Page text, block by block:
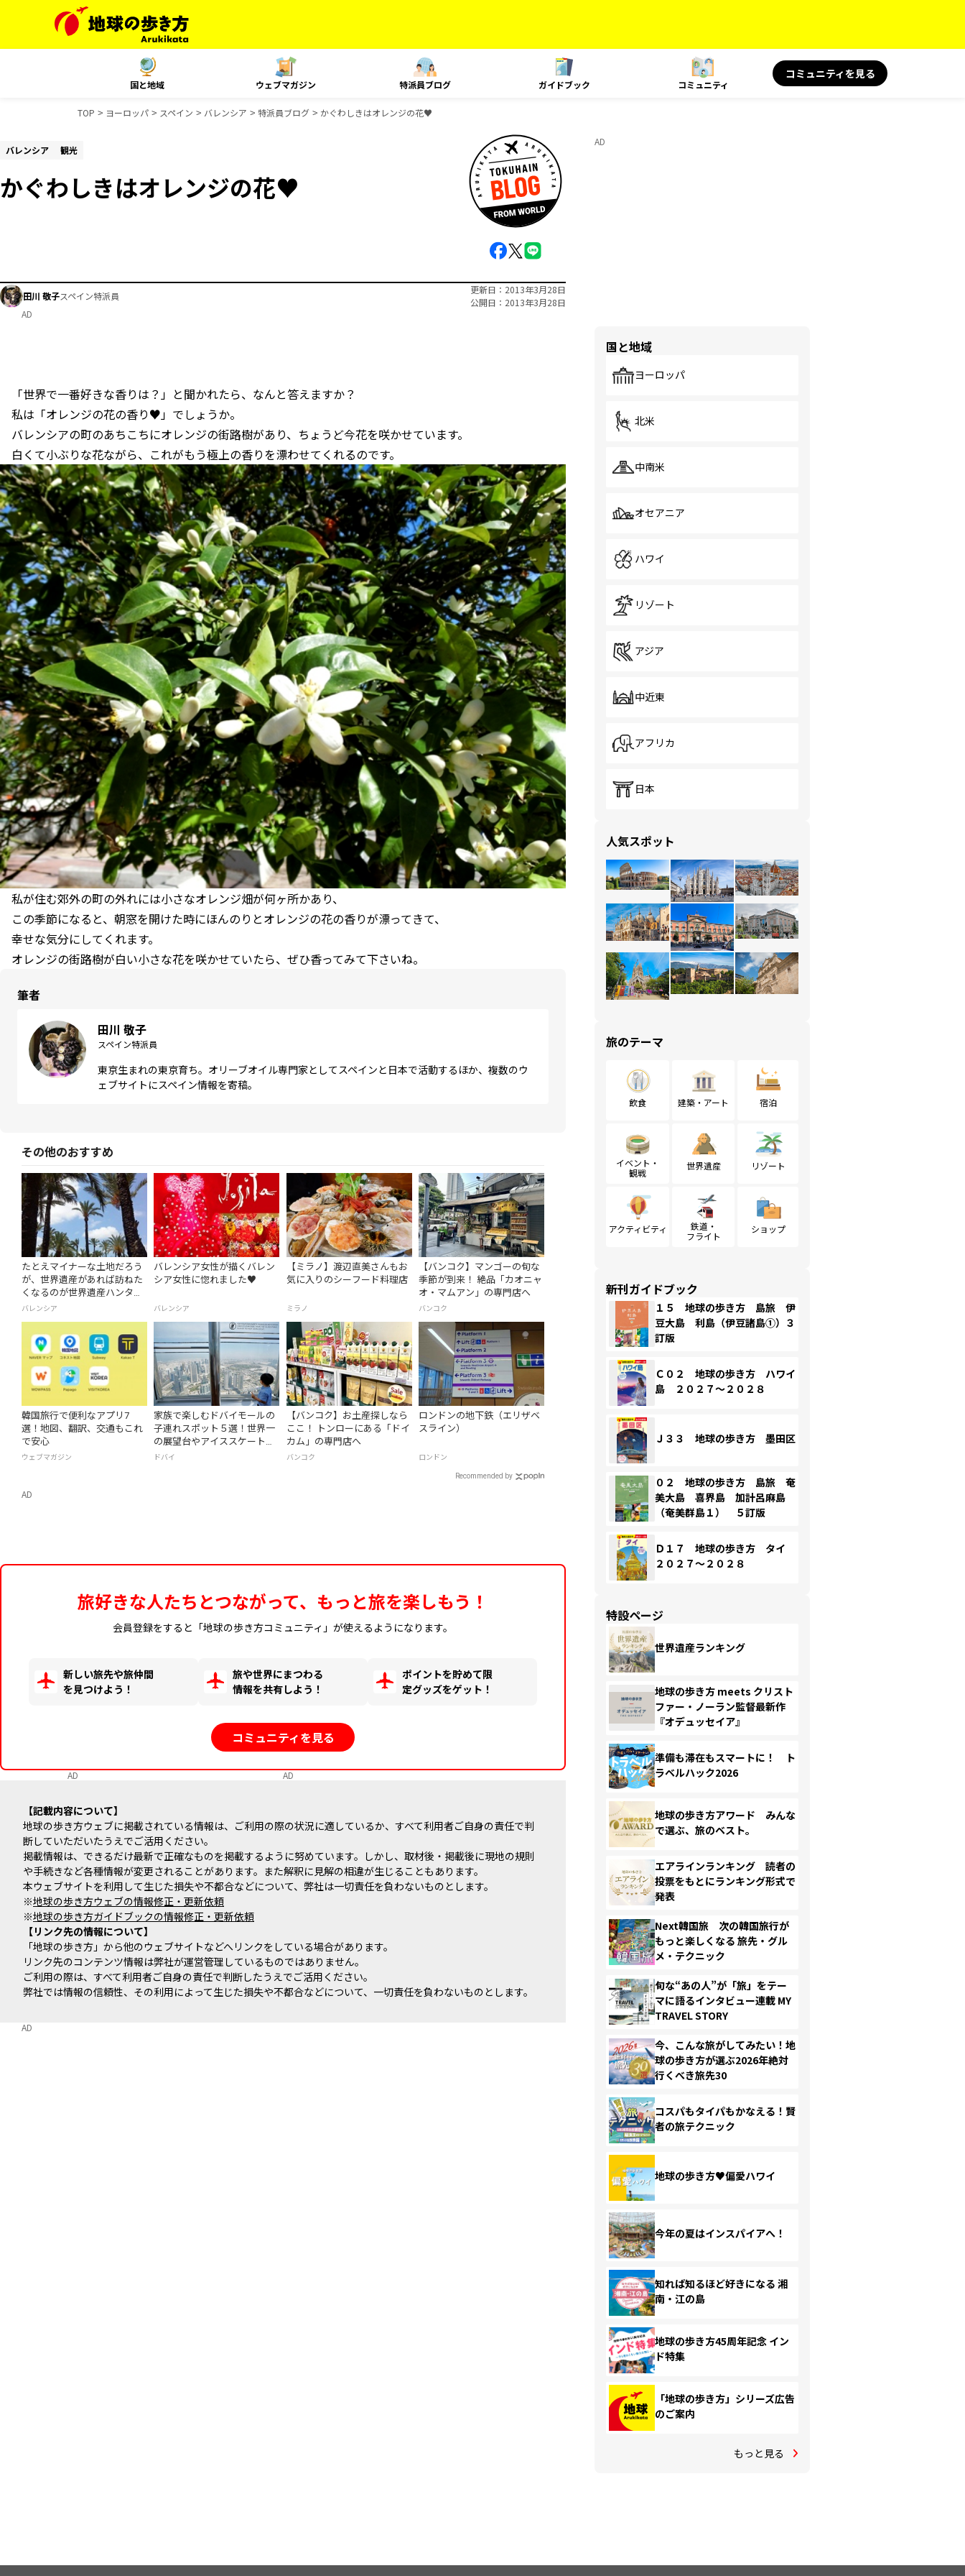
国と地域 ウェブマガジン 特派員ブログ ガイドブック コミュニティ
コミュニティを見る
TOP ヨーロッパ スペイン バレンシア 特派員ブログ かぐわしきはオレンジの花♥
バレンシア 観光
かぐわしきはオレンジの花♥
田川 敬子スペイン特派員
更新日
2013年3月28日
公開日
2013年3月28日
AD
「世界で一番好きな香りは？」と聞かれたら、なんと答えますか？
私は「オレンジの花の香り♥」でしょうか。
バレンシアの町のあちこちにオレンジの街路樹があり、ちょうど今花を咲かせています。
白くて小ぶりな花ながら、これがもう極上の香りを漂わせてくれるのです。
私が住む郊外の町の外れには小さなオレンジ畑が何ヶ所かあり、
この季節になると、朝窓を開けた時にほんのりとオレンジの花の香りが漂ってきて、
幸せな気分にしてくれます。
オレンジの街路樹が白い小さな花を咲かせていたら、ぜひ香ってみて下さいね。
筆者
田川 敬子
スペイン特派員
東京生まれの東京育ち。オリーブオイル専門家としてスペインと日本で活動するほか、複数のウ
ェブサイトにスペイン情報を寄稿。
その他のおすすめ
たとえマイナーな土地だろう
が、世界遺産があれば訪ねた
くなるのが世界遺産ハンタ
ー。そんな方に
バレンシア
バレンシア女性が描くバレン
シア女性に惚れました♥
バレンシア
【ミラノ】渡辺直美さんもお
気に入りのシーフード料理店
ミラノ
【バンコク】マンゴーの旬な
季節が到来！ 絶品「カオニャ
オ・マムアン」の専門店へ
バンコク
韓国旅行で便利なアプリ7
選！地図、翻訳、交通もこれ
で安心
ウェブマガジン
家族で楽しむドバイモールの
子連れスポット５選！世界一
の展望台やアイススケート場
をご紹介
ドバイ
【バンコク】お土産探しなら
ここ！ トンローにある「ドイ
カム」の専門店へ
バンコク
ロンドンの地下鉄（エリザベ
スライン）
ロンドン
Recommended by
AD
旅好きな人たちとつながって、もっと旅を楽しもう！
会員登録をすると「地球の歩き方コミュニティ」が使えるようになります。
新しい旅先や旅仲間
を見つけよう！
旅や世界にまつわる
情報を共有しよう！
ポイントを貯めて限
定グッズをゲット！
コミュニティを見る
AD AD
記載内容について
地球の歩き方ウェブに掲載されている情報は、ご利用の際の状況に適しているか、すべて利用者ご自身の責任で判
断していただいたうえでご活用ください。
掲載情報は、できるだけ最新で正確なものを掲載するように努めています。しかし、取材後・掲載後に現地の規則
や手続きなど各種情報が変更されることがあります。また解釈に見解の相違が生じることもあります。
本ウェブサイトを利用して生じた損失や不都合などについて、弊社は一切責任を負わないものとします。
※地球の歩き方ウェブの情報修正・更新依頼
※地球の歩き方ガイドブックの情報修正・更新依頼
リンク先の情報について
「地球の歩き方」から他のウェブサイトなどへリンクをしている場合があります。
リンク先のコンテンツ情報は弊社が運営管理しているものではありません。
ご利用の際は、すべて利用者ご自身の責任で判断したうえでご活用ください。
弊社では情報の信頼性、その利用によって生じた損失や不都合などについて、一切責任を負わないものとします。
AD
AD
国と地域
ヨーロッパ
北米
中南米
オセアニア
ハワイ
リゾート
アジア
中近東
アフリカ
日本
人気スポット
旅のテーマ
飲食 建築・アート 宿泊
イベント・
観戦
世界遺産 リゾート
アクティビティ
鉄道・
フライト
ショップ
新刊ガイドブック
１５ 地球の歩き方 島旅 伊
豆大島 利島（伊豆諸島①）３
訂版
Ｃ０２ 地球の歩き方 ハワイ
島 ２０２７～２０２８
Ｊ３３ 地球の歩き方 墨田区
０２ 地球の歩き方 島旅 奄
美大島 喜界島 加計呂麻島
（奄美群島１） ５訂版
Ｄ１７ 地球の歩き方 タイ
２０２７～２０２８
特設ページ
世界遺産ランキング
地球の歩き方 meets クリスト
ファー・ノーラン監督最新作
『オデュッセイア』
準備も滞在もスマートに！ ト
ラベルハック2026
地球の歩き方アワード みんな
で選ぶ、旅のベスト。
エアラインランキング 読者の
投票をもとにランキング形式で
発表
Next韓国旅 次の韓国旅行が
もっと楽しくなる 旅先・グル
メ・テクニック
旬な“あの人”が「旅」をテー
マに語るインタビュー連載 MY
TRAVEL STORY
今、こんな旅がしてみたい！地
球の歩き方が選ぶ2026年絶対
行くべき旅先30
コスパもタイパもかなえる！賢
者の旅テクニック
地球の歩き方♥偏愛ハワイ
今年の夏はインスパイアへ！
知れば知るほど好きになる 湘
南・江の島
地球の歩き方45周年記念 イン
ド特集
「地球の歩き方」シリーズ広告
のご案内
もっと見る